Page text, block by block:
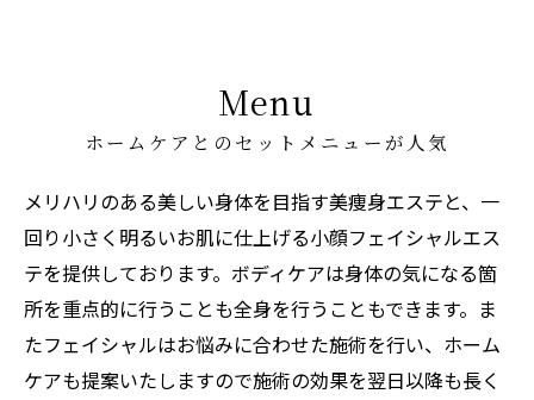
ホームケアとのセットメニューが人気
Menu
メリハリのある美しい身体を目指す美痩身エステと、一
回り小さく明るいお肌に仕上げる小顔フェイシャルエス
テを提供しております。ボディケアは身体の気になる箇
所を重点的に行うことも全身を行うこともできます。ま
たフェイシャルはお悩みに合わせた施術を行い、ホーム
ケアも提案いたしますので施術の効果を翌日以降も長く